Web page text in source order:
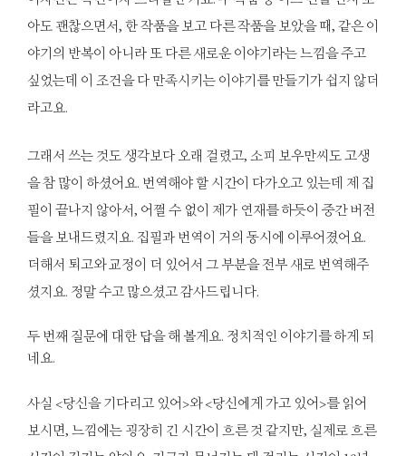
아도 괜찮으면서, 한 작품을 보고 다른 작품을 보았을 때, 같은 이
야기의 반복이 아니라 또 다른 새로운 이야기라는 느낌을 주고
싶었는데 이 조건을 다 만족시키는 이야기를 만들기가 쉽지 않더
라고요.
그래서 쓰는 것도 생각보다 오래 걸렸고, 소피 보우만씨도 고생
을 참 많이 하셨어요. 번역해야 할 시간이 다가오고 있는데 제 집
필이 끝나지 않아서, 어쩔 수 없이 제가 연재를 하듯이 중간 버전
들을 보내드렸지요. 집필과 번역이 거의 동시에 이루어졌어요.
더해서 퇴고와 교정이 더 있어서 그 부분을 전부 새로 번역해주
셨지요. 정말 수고 많으셨고 감사드립니다.
두 번째 질문에 대한 답을 해 볼게요. 정치적인 이야기를 하게 되
네요.
사실 <당신을 기다리고 있어>와 <당신에게 가고 있어>를 읽어
보시면, 느낌에는 굉장히 긴 시간이 흐른 것 같지만, 실제로 흐른